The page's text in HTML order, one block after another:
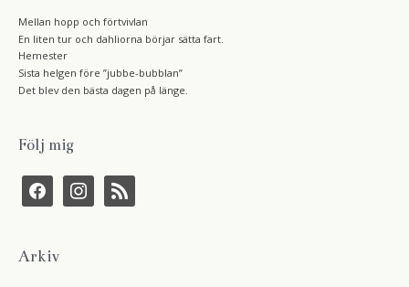
Mellan hopp och förtvivlan
En liten tur och dahliorna börjar sätta fart.
Hemester
Sista helgen före ”jubbe-bubblan”
Det blev den bästa dagen på länge.
Följ mig
f
c
o
i
s
r
s
Arkiv